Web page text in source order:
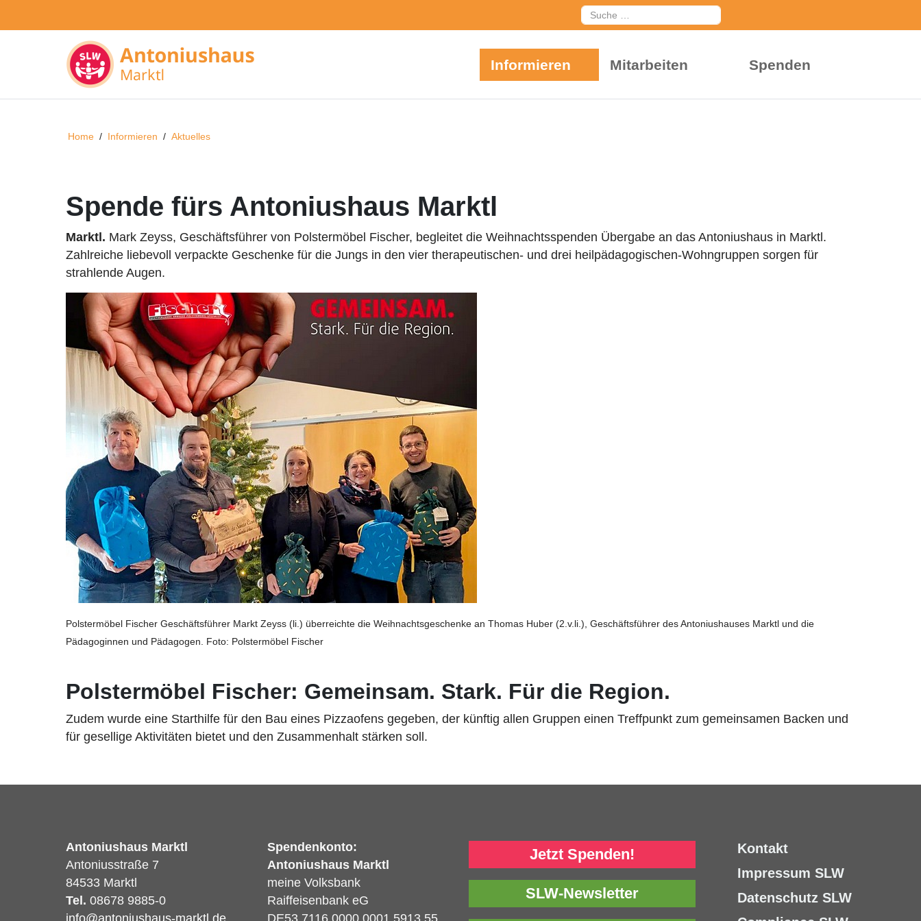
Suchen
Informieren Mitarbeiten Spenden
Home / Informieren / Aktuelles
Spende fürs Antoniushaus Marktl
Marktl. Mark Zeyss, Geschäftsführer von Polstermöbel Fischer, begleitet die Weihnachtsspenden Übergabe an das Antoniushaus in Marktl.
Zahlreiche liebevoll verpackte Geschenke für die Jungs in den vier therapeutischen- und drei heilpädagogischen-Wohngruppen sorgen für
strahlende Augen.
Polstermöbel Fischer Geschäftsführer Markt Zeyss (li.) überreichte die Weihnachtsgeschenke an Thomas Huber (2.v.li.), Geschäftsführer des Antoniushauses Marktl und die
Pädagoginnen und Pädagogen. Foto: Polstermöbel Fischer
Polstermöbel Fischer: Gemeinsam. Stark. Für die Region.
Zudem wurde eine Starthilfe für den Bau eines Pizzaofens gegeben, der künftig allen Gruppen einen Treffpunkt zum gemeinsamen Backen und
für gesellige Aktivitäten bietet und den Zusammenhalt stärken soll.
Antoniushaus Marktl
Antoniusstraße 7
84533 Marktl
Tel. 08678 9885-0
info@antoniushaus-marktl.de
Spendenkonto:
Antoniushaus Marktl
meine Volksbank
Raiffeisenbank eG
DE53 7116 0000 0001 5913 55
Jetzt Spenden!
SLW-Newsletter
Kontakt
Impressum SLW
Datenschutz SLW